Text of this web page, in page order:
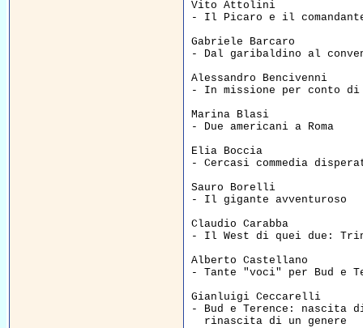
Vito Attolini
- Il Picaro e il
Gabriele Barcaro
- Dal garibaldino al
Alessandro Bencivenni
- In missione per
Marina Blasi
- Due americani a
Elia Boccia
- Cercasi commedia
Sauro Borelli
- Il gigante
Claudio Carabba
- Il West di quei due:
Alberto Castellano
- Tante "voci" per
Gianluigi Ceccarelli
- Bud e Terence: nascita
rinascita di un genere